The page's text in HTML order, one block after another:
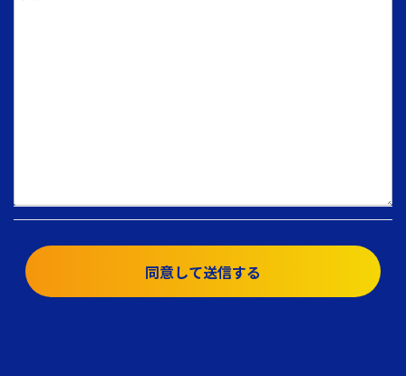
同意して送信する